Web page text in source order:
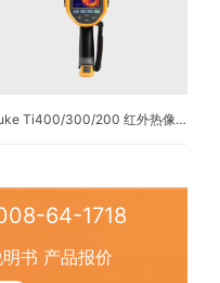
Fluke Ti400/300/200 红外热像仪
64-1718
书 产品报价